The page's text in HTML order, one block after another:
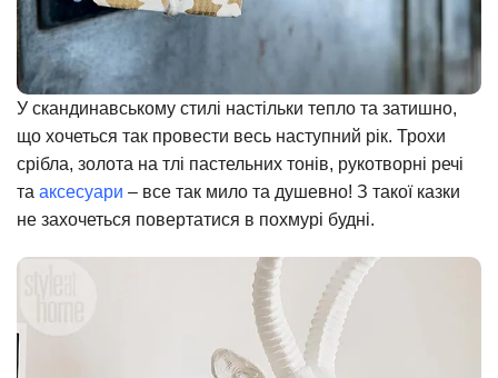
У скандинавському стилі настільки тепло та затишно,
що хочеться так провести весь наступний рік. Трохи
срібла, золота на тлі пастельних тонів, рукотворні речі
та аксесуари – все так мило та душевно! З такої казки
не захочеться повертатися в похмурі будні.